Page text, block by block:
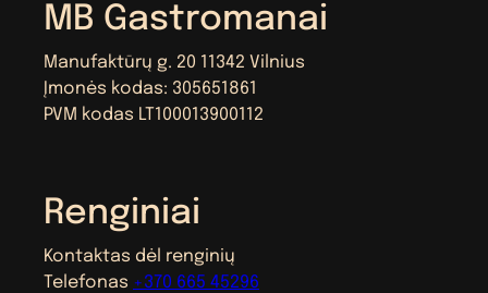
MB Gastromanai
Manufaktūrų g. 20 11342 Vilnius
Įmonės kodas: 305651861
PVM kodas LT100013900112
Renginiai
Kontaktas dėl renginių
Telefonas +370 665 45296